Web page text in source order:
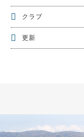
クラブ
更新